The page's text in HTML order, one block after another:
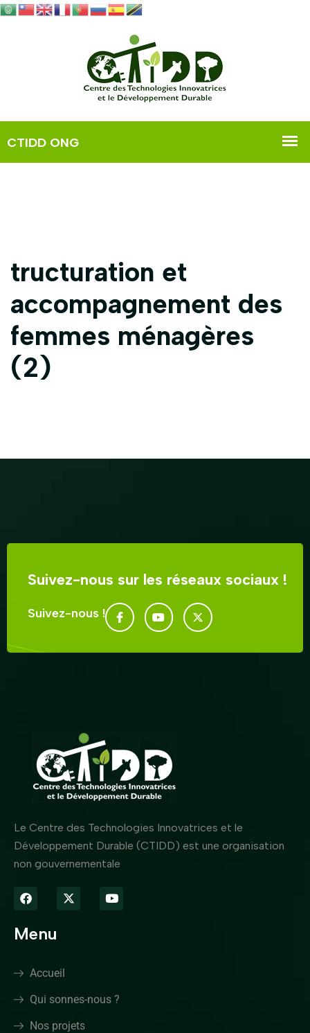
tructuration et
accompagnement des
femmes ménagères
(2)
Suivez-nous sur les réseaux sociaux !
Suivez-nous !
Le Centre des Technologies Innovatrices et le
Développement Durable (CTIDD) est une organisation
non gouvernementale
Menu
Accueil
Qui sonnes-nous ?
Nos projets